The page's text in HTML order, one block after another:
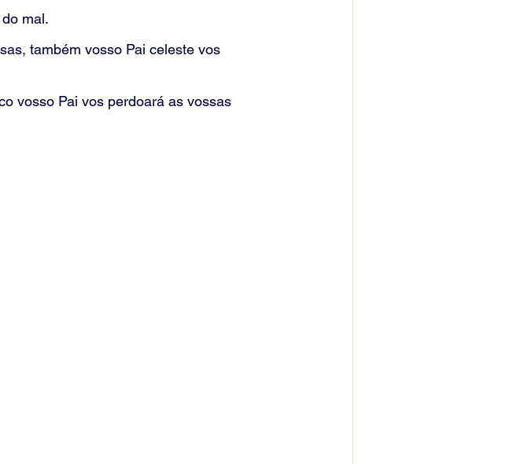
mal.
também vosso Pai celeste vos
vosso Pai vos perdoará as vossas